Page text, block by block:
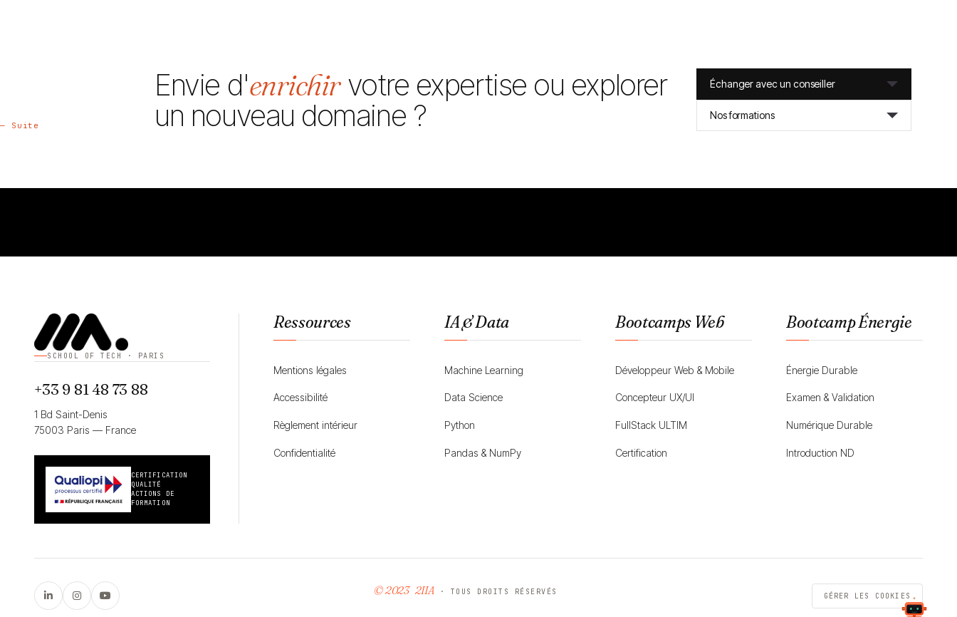
— Suite
Envie d'enrichirvotre expertise ou explorer
un nouveau domaine ?
Échanger avec un conseiller
Nos formations
SCHOOL OF TECH · PARIS
+33 9 81 48 73 88
1 Bd Saint-Denis
75003 Paris — France
CERTIFICATION
QUALITÉ
ACTIONS DE
FORMATION
Ressources
Mentions légales
Accessibilité
Règlement intérieur
Confidentialité
IA & Data
Machine Learning
Data Science
Python
Pandas & NumPy
Bootcamps Web
Développeur Web & Mobile
Concepteur UX/UI
FullStack ULTIM
Certification
Bootcamp Énergie
Énergie Durable
Examen & Validation
Numérique Durable
Introduction ND
© 2023 2IIA · TOUS DROITS RÉSERVÉS GÉRER LES COOKIES